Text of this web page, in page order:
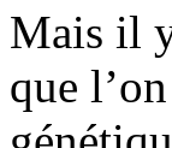
Mais il
que